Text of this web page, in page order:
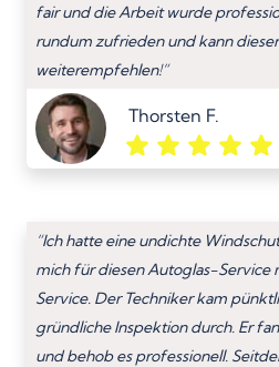
fair und die Arbeit wurde
rundum zufrieden und kann
weiterempfehlen!”
Thorsten F.
“Ich hatte eine undichte
mich für diesen Autoglas-
Service. Der Techniker kam
gründliche Inspektion durch. Er
und behob es professionell.